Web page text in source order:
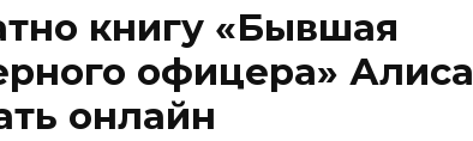
книгу «Бывшая
офицера» Алиса
онлайн